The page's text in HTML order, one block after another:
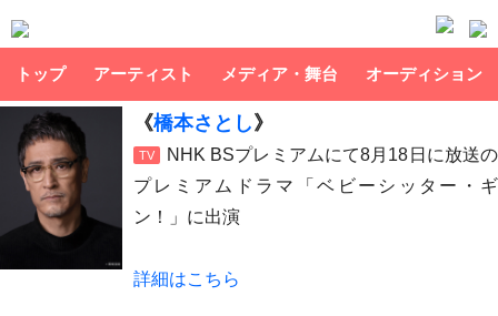
トップ アーティスト メディア・舞台 オーディション
《橋本さとし》
TV
NHK BSプレミアムにて8月18日に放送の
プレミアムドラマ「ベビーシッター・ギ
ン！」に出演
詳細はこちら